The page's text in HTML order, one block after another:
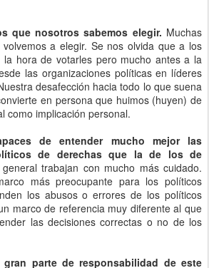
que nosotros sabemos elegir. Muchas
a elegir. Se nos olvida que a los
hora de votarles pero mucho antes a la
las organizaciones políticas en líderes
desafección hacia todo lo que suena
en persona que huimos (huyen) de
como implicación personal.
de entender mucho mejor las
de derechas que la de los de
trabajan con mucho más cuidado.
más preocupante para los políticos
los abusos o errores de los políticos
marco de referencia muy diferente al que
las decisiones correctas o no de los
parte de responsabilidad de este